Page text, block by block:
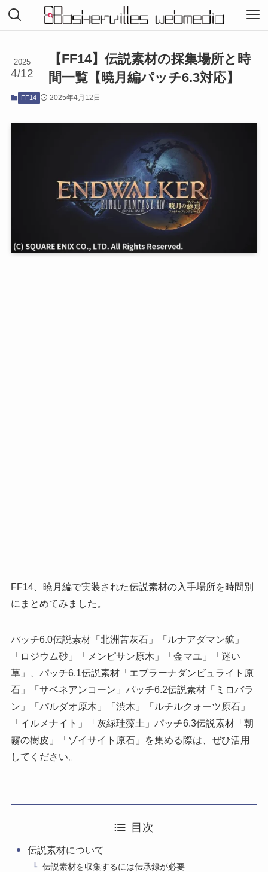
【FF14】伝説素材の採集場所と時
間一覧【暁月編パッチ6.3対応】
2025
4/12
FF14 2025年4月12日
FF14、暁月編で実装された伝説素材の入手場所を時間別
にまとめてみました。
パッチ6.0伝説素材「北洲苦灰石」「ルナアダマン鉱」
「ロジウム砂」「メンピサン原木」「金マユ」「迷い
草」、パッチ6.1伝説素材「エブラーナダンビュライト原
石」「サベネアンコーン」パッチ6.2伝説素材「ミロバラ
ン」「パルダオ原木」「渋木」「ルチルクォーツ原石」
「イルメナイト」「灰緑珪藻土」パッチ6.3伝説素材「朝
霧の樹皮」「ゾイサイト原石」を集める際は、ぜひ活用
してください。
目次
伝説素材について
伝説素材を収集するには伝承録が必要